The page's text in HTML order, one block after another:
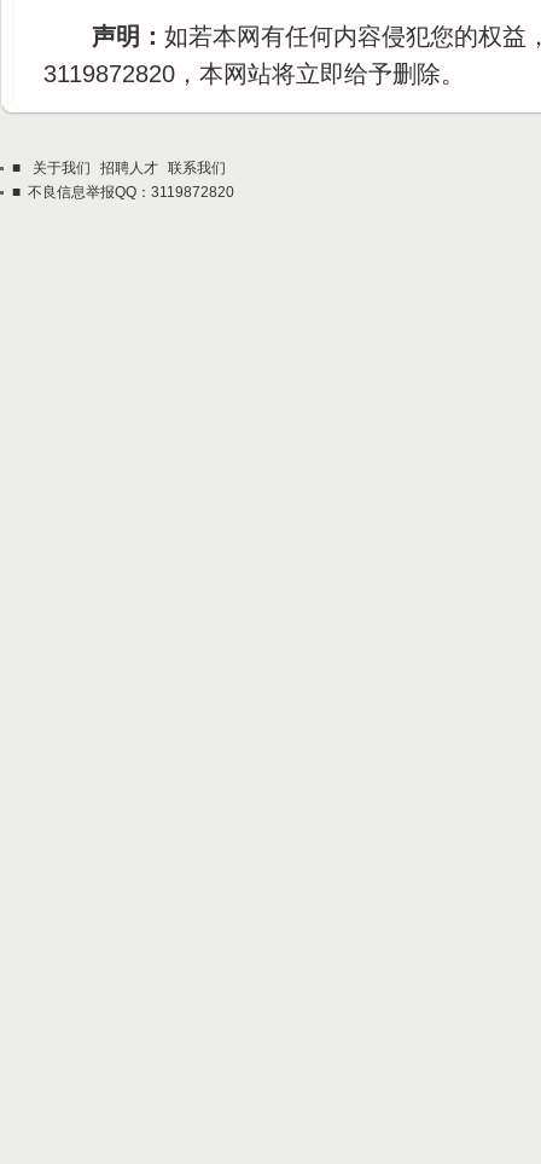
声明： 如若本网有任何内容侵犯您的权益
3119872820，本网站将立即给予删除。
■ 关于我们 招聘人才 联系我们
■ 不良信息举报QQ：3119872820